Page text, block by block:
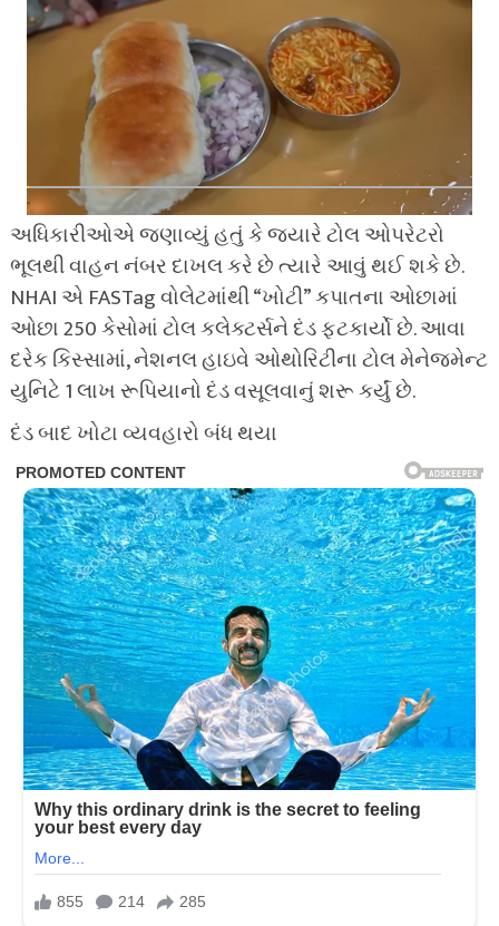
અધિકારીઓએ જણાવ્યું હતું કે જ્યારે ટોલ ઓપરેટરો
ભૂલથી વાહન નંબર દાખલ કરે છે ત્યારે આવું થઈ શકે છે.
NHAI એ FASTag વોલેટમાંથી “ખોટી” કપાતના ઓછામાં
ઓછા 250 કેસોમાં ટોલ કલેક્ટર્સને દંડ ફટકાર્યો છે. આવા
દરેક કિસ્સામાં, નેશનલ હાઇવે ઓથોરિટીના ટોલ મેનેજમેન્ટ
યુનિટે 1 લાખ રૂપિયાનો દંડ વસૂલવાનું શરૂ કર્યું છે.
દંડ બાદ ખોટા વ્યવહારો બંધ થયા